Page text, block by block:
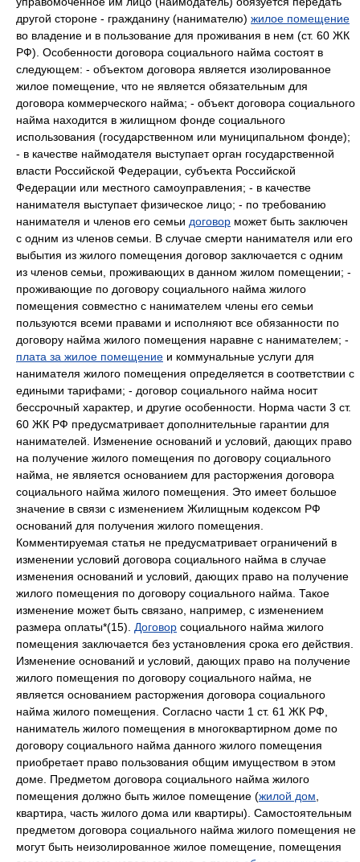
другой стороне - гражданину (нанимателю) жилое помещение
во владение и в пользование для проживания в нем (ст. 60 ЖК
РФ). Особенности договора социального найма состоят в
следующем: - объектом договора является изолированное
жилое помещение, что не является обязательным для
договора коммерческого найма; - объект договора социального
найма находится в жилищном фонде социального
использования (государственном или муниципальном фонде);
- в качестве наймодателя выступает орган государственной
власти Российской Федерации, субъекта Российской
Федерации или местного самоуправления; - в качестве
нанимателя выступает физическое лицо; - по требованию
нанимателя и членов его семьи договор может быть заключен
с одним из членов семьи. В случае смерти нанимателя или его
выбытия из жилого помещения договор заключается с одним
из членов семьи, проживающих в данном жилом помещении; -
проживающие по договору социального найма жилого
помещения совместно с нанимателем члены его семьи
пользуются всеми правами и исполняют все обязанности по
договору найма жилого помещения наравне с нанимателем; -
плата за жилое помещение и коммунальные услуги для
нанимателя жилого помещения определяется в соответствии с
едиными тарифами; - договор социального найма носит
бессрочный характер, и другие особенности. Норма части 3 ст.
60 ЖК РФ предусматривает дополнительные гарантии для
нанимателей. Изменение оснований и условий, дающих право
на получение жилого помещения по договору социального
найма, не является основанием для расторжения договора
социального найма жилого помещения. Это имеет большое
значение в связи с изменением Жилищным кодексом РФ
оснований для получения жилого помещения.
Комментируемая статья не предусматривает ограничений в
изменении условий договора социального найма в случае
изменения оснований и условий, дающих право на получение
жилого помещения по договору социального найма. Такое
изменение может быть связано, например, с изменением
размера оплаты*(15). Договор социального найма жилого
помещения заключается без установления срока его действия.
Изменение оснований и условий, дающих право на получение
жилого помещения по договору социального найма, не
является основанием расторжения договора социального
найма жилого помещения. Согласно части 1 ст. 61 ЖК РФ,
наниматель жилого помещения в многоквартирном доме по
договору социального найма данного жилого помещения
приобретает право пользования общим имуществом в этом
доме. Предметом договора социального найма жилого
помещения должно быть жилое помещение (жилой дом
квартира, часть жилого дома или квартиры). Самостоятельным
предметом договора социального найма жилого помещения не
могут быть неизолированное жилое помещение, помещения